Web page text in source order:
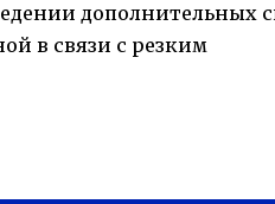
дополнительных
в связи с резким